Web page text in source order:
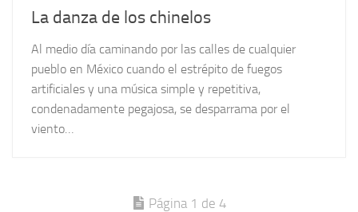
La danza de los chinelos
Al medio día caminando por las calles de cualquier
pueblo en México cuando el estrépito de fuegos
artificiales y una música simple y repetitiva,
condenadamente pegajosa, se desparrama por el
viento…
Página 1 de 4